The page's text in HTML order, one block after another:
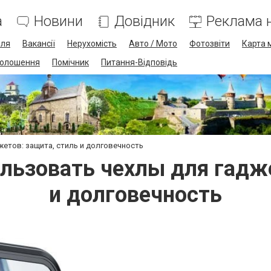
Новини Довідник Реклама
Вакансії Нерухомість Авто / Мото Фотозвіти
Карта
Помічник Питання-Відповідь
защита, стиль и долговечность
чехлы для
и долговечность